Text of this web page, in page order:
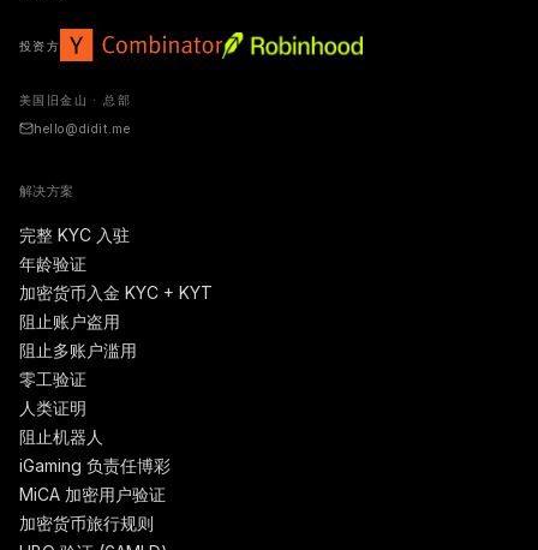
投资方
美国旧金山 · 总部
hello@didit.me
解决方案
完整 KYC 入驻
年龄验证
加密货币入金 KYC + KYT
阻止账户盗用
阻止多账户滥用
零工验证
人类证明
阻止机器人
iGaming 负责任博彩
MiCA 加密用户验证
加密货币旅行规则